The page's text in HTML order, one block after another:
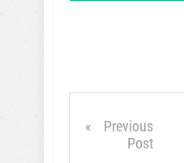
Previous
Post